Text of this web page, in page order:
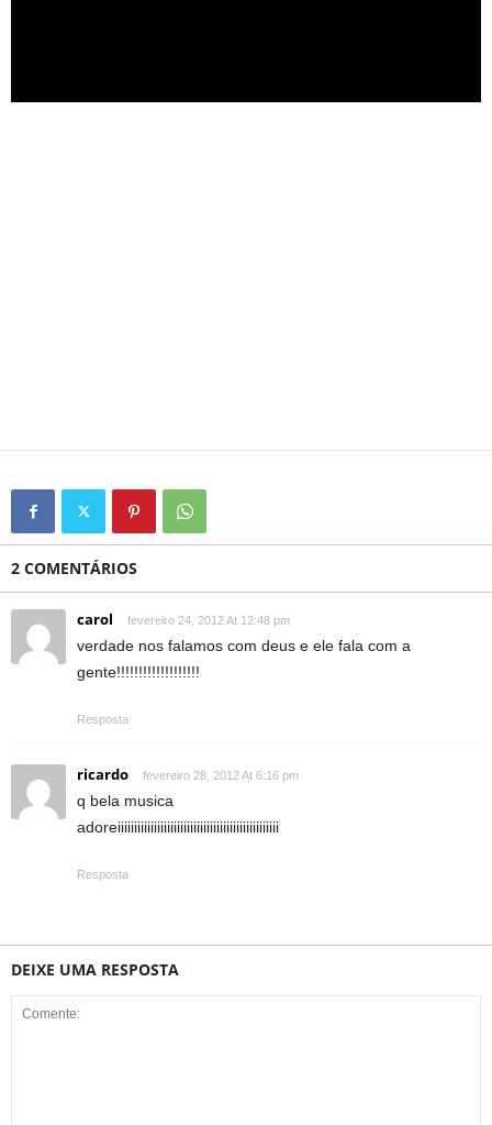
2 COMENTÁRIOS
carol fevereiro 24, 2012 At 12:48 pm
verdade nos falamos com deus e ele fala com a
gente!!!!!!!!!!!!!!!!!!!
Resposta
ricardo fevereiro 28, 2012 At 6:16 pm
q bela musica
adoreiiiiiiiiiiiiiiiiiiiiiiiiiiiiiiiiiiiiiiiiiiiiiiiii
Resposta
DEIXE UMA RESPOSTA